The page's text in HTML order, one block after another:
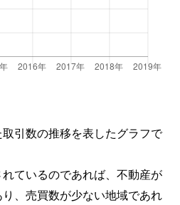
引数の推移を表したグラフで
ているのであれば、不動産が
、売買数が少ない地域であれ